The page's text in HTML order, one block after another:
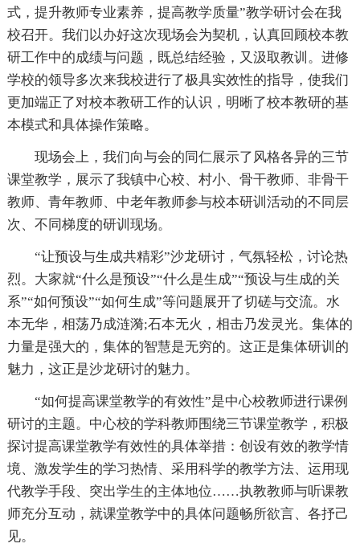
式，提升教师专业素养，提高教学质量”教学研讨会在我
校召开。我们以办好这次现场会为契机，认真回顾校本教
研工作中的成绩与问题，既总结经验，又汲取教训。进修
学校的领导多次来我校进行了极具实效性的指导，使我们
更加端正了对校本教研工作的认识，明晰了校本教研的基
本模式和具体操作策略。
现场会上，我们向与会的同仁展示了风格各异的三节
课堂教学，展示了我镇中心校、村小、骨干教师、非骨干
教师、青年教师、中老年教师参与校本研训活动的不同层
次、不同梯度的研训现场。
“让预设与生成共精彩”沙龙研讨，气氛轻松，讨论热
烈。大家就“什么是预设”“什么是生成”“预设与生成的关
系”“如何预设”“如何生成”等问题展开了切磋与交流。水
本无华，相荡乃成涟漪;石本无火，相击乃发灵光。集体的
力量是强大的，集体的智慧是无穷的。这正是集体研训的
魅力，这正是沙龙研讨的魅力。
“如何提高课堂教学的有效性”是中心校教师进行课例
研讨的主题。中心校的学科教师围绕三节课堂教学，积极
探讨提高课堂教学有效性的具体举措：创设有效的教学情
境、激发学生的学习热情、采用科学的教学方法、运用现
代教学手段、突出学生的主体地位……执教教师与听课教
师充分互动，就课堂教学中的具体问题畅所欲言、各抒己
见。